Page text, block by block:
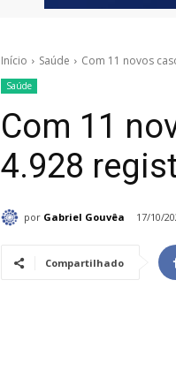
Início Saúde Com 11 novos
Saúde
Com 11
4.928
por Gabriel Gouvêa 17/10/
Compartilhado